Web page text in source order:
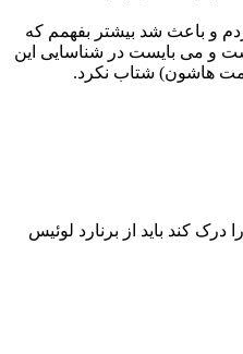
و باعث شد بیشتر بفهمم که
و می بایست در شناسایی این
هاشون) شتاب نکرد.
کند باید از برنارد لوئیس